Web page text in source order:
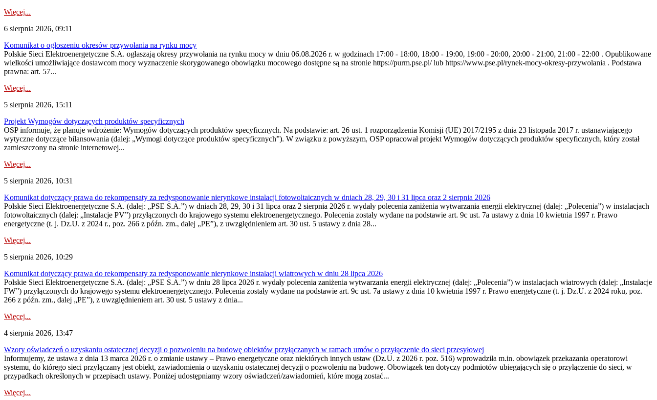
Więcej...
6 sierpnia 2026, 09:11
Komunikat o ogłoszeniu okresów przywołania na rynku mocy
Polskie Sieci Elektroenergetyczne S.A. ogłaszają okresy przywołania na rynku mocy w dniu 06.08.2026 r. w godzinach 17:00 - 18:00, 18:00 - 19:00, 19:00 - 20:00, 20:00 - 21:00, 21:00 - 22:00 . Opublikowane
wielkości umożliwiające dostawcom mocy wyznaczenie skorygowanego obowiązku mocowego dostępne są na stronie https://purm.pse.pl/ lub https://www.pse.pl/rynek-mocy-okresy-przywolania . Podstawa
prawna: art. 57...
Więcej...
5 sierpnia 2026, 15:11
Projekt Wymogów dotyczących produktów specyficznych
OSP informuje, że planuje wdrożenie: Wymogów dotyczących produktów specyficznych. Na podstawie: art. 26 ust. 1 rozporządzenia Komisji (UE) 2017/2195 z dnia 23‍ listopada 2017 r. ustanawiającego
wytyczne dotyczące bilansowania (dalej: „Wymogi dotyczące produktów specyficznych”). W związku z powyższym, OSP opracował projekt Wymogów dotyczących produktów specyficznych, który został
zamieszczony na stronie internetowej...
Więcej...
5 sierpnia 2026, 10:31
Komunikat dotyczący prawa do rekompensaty za redysponowanie nierynkowe instalacji fotowoltaicznych w dniach 28, 29, 30 i 31 lipca oraz 2 sierpnia 2026
Polskie Sieci Elektroenergetyczne S.A. (dalej: „PSE S.A.”) w dniach 28, 29, 30 i 31 lipca oraz 2 sierpnia 2026 r. wydały polecenia zaniżenia wytwarzania energii elektrycznej (dalej: „Polecenia”) w instalacjach
fotowoltaicznych (dalej: „Instalacje PV”) przyłączonych do krajowego systemu elektroenergetycznego. Polecenia zostały wydane na podstawie art. 9c ust. 7a ustawy z dnia 10 kwietnia 1997 r. Prawo
energetyczne (t. j. Dz.U. z 2024 r., poz. 266 z późn. zm., dalej „PE”), z uwzględnieniem art. 30 ust. 5 ustawy z dnia 28...
Więcej...
5 sierpnia 2026, 10:29
Komunikat dotyczący prawa do rekompensaty za redysponowanie nierynkowe instalacji wiatrowych w dniu 28 lipca 2026
Polskie Sieci Elektroenergetyczne S.A. (dalej: „PSE S.A.”) w dniu 28 lipca 2026 r. wydały polecenia zaniżenia wytwarzania energii elektrycznej (dalej: „Polecenia”) w instalacjach wiatrowych (dalej: „Instalacje
FW”) przyłączonych do krajowego systemu elektroenergetycznego. Polecenia zostały wydane na podstawie art. 9c ust. 7a ustawy z dnia 10 kwietnia 1997 r. Prawo energetyczne (t. j. Dz.U. z 2024 roku, poz.
266 z późn. zm., dalej „PE”), z uwzględnieniem art. 30 ust. 5 ustawy z dnia...
Więcej...
4 sierpnia 2026, 13:47
Wzory oświadczeń o uzyskaniu ostatecznej decyzji o pozwoleniu na budowę obiektów przyłączanych w ramach umów o przyłączenie do sieci przesyłowej
Informujemy, że ustawa z dnia 13 marca 2026 r. o zmianie ustawy – Prawo energetyczne oraz niektórych innych ustaw (Dz.U. z 2026 r. poz. 516) wprowadziła m.in. obowiązek przekazania operatorowi
systemu, do którego sieci przyłączany jest obiekt, zawiadomienia o uzyskaniu ostatecznej decyzji o pozwoleniu na budowę. Obowiązek ten dotyczy podmiotów ubiegających się o przyłączenie do sieci, w
przypadkach określonych w przepisach ustawy. Poniżej udostępniamy wzory oświadczeń/zawiadomień, które mogą zostać...
Więcej...